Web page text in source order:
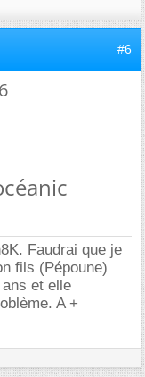
#6
Faudrai que je
fils (Pépoune)
et elle
A +